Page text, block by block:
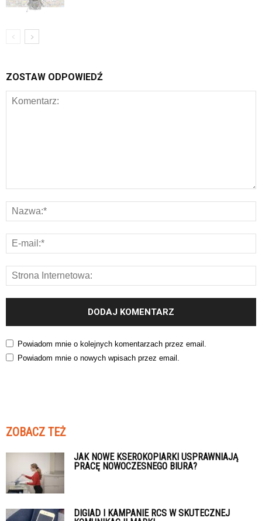
ZOSTAW ODPOWIEDŹ
Powiadom mnie o kolejnych komentarzach przez email.
Powiadom mnie o nowych wpisach przez email.
ZOBACZ TEŻ
JAK NOWE KSEROKOPIARKI USPRAWNIAJĄ
PRACĘ NOWOCZESNEGO BIURA?
DIGIAD I KAMPANIE RCS W SKUTECZNEJ